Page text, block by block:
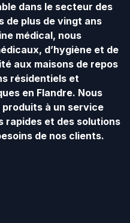
dans le secteur des
de plus de vingt ans
médical, nous
d’hygiène et de
aux maisons de repos
résidentiels et
en Flandre. Nous
produits à un service
rapides et des solutions
de nos clients.